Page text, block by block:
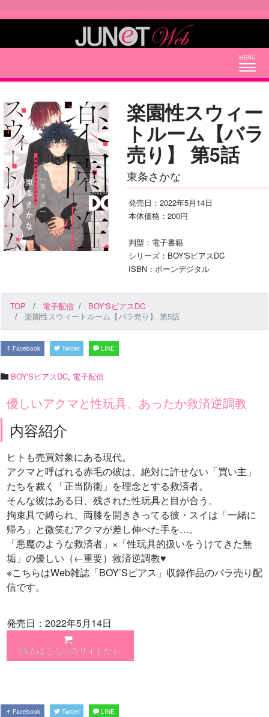
楽園性スウィー
トルーム【バラ
売り】 第5話
東条さかな
発売日：2022年5月14日
本体価格：200円
判型：電子書籍
シリーズ：BOY'SピアスDC
ISBN：ボーンデジタル
TOP 電子配信
BOY'SピアスDC
楽園性スウィートルーム【バラ売り】 第5話
Facebook Twitter LINE
BOY'SピアスDC, 電子配信
優しいアクマと性玩具、あったか救済逆調教
内容紹介
ヒトも売買対象にある現代。
アクマと呼ばれる赤毛の彼は、絶対に許せない「買い主」
たちを裁く「正当防衛」を理念とする救済者。
そんな彼はある日、残された性玩具と目が合う。
拘束具で縛られ、両膝を開ききってる彼・スイは「一緒に
帰ろ」と微笑むアクマが差し伸べた手を…。
「悪魔のような救済者」×「性玩具的扱いをうけてきた無
垢」の優しい（←重要）救済逆調教♥
※こちらはWeb雑誌「BOY’Sピアス」収録作品のバラ売り配
信です。
発売日：2022年5月14日
購入はこちらのサイトから
Facebook Twitter LINE